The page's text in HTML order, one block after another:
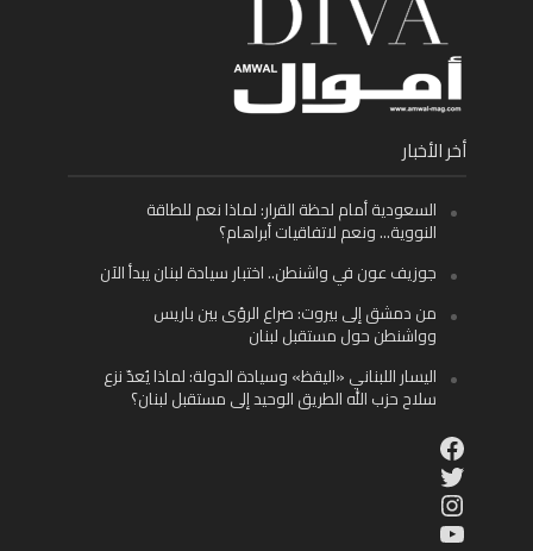
أخر الأخبار
السعودية أمام لحظة القرار: لماذا نعم للطاقة
النووية… ونعم لاتفاقيات أبراهام؟
جوزيف عون في واشنطن.. اختبار سيادة لبنان يبدأ الآن
من دمشق إلى بيروت: صراع الرؤى بين باريس
وواشنطن حول مستقبل لبنان
اليسار اللبناني «اليقظ» وسيادة الدولة: لماذا يُعدّ نزع
سلاح حزب الله الطريق الوحيد إلى مستقبل لبنان؟
Facebook
Twitter
Instagram
YouTube